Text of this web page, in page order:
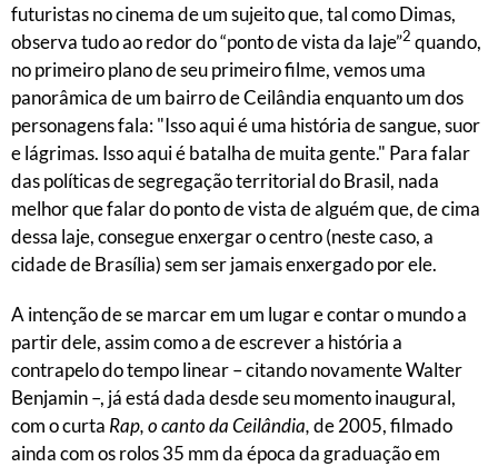
futuristas no cinema de um sujeito que, tal como Dimas,
observa tudo ao redor do “ponto de vista da laje”2 quando,
no primeiro plano de seu primeiro filme, vemos uma
panorâmica de um bairro de Ceilândia enquanto um dos
personagens fala: "Isso aqui é uma história de sangue, suor
e lágrimas. Isso aqui é batalha de muita gente." Para falar
das políticas de segregação territorial do Brasil, nada
melhor que falar do ponto de vista de alguém que, de cima
dessa laje, consegue enxergar o centro (neste caso, a
cidade de Brasília) sem ser jamais enxergado por ele.
A intenção de se marcar em um lugar e contar o mundo a
partir dele, assim como a de escrever a história a
contrapelo do tempo linear – citando novamente Walter
Benjamin –, já está dada desde seu momento inaugural,
com o curta Rap, o canto da Ceilândia,de 2005, filmado
ainda com os rolos 35 mm da época da graduação em